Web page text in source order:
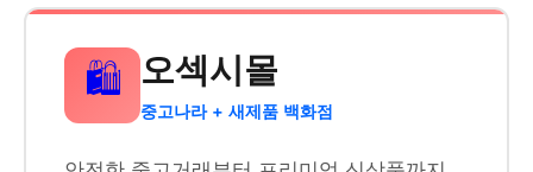
🛍️ 오섹시몰
중고나라 + 새제품 백화점